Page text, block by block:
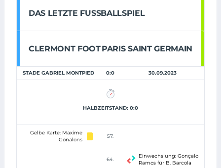
DAS LETZTE FUSSBALLSPIEL
CLERMONT FOOTPARIS SAINT GERMAIN
STADE GABRIEL MONTPIED 0:0 30.09.2023
HALBZEITSTAND: 0:0
Gelbe Karte: Maxime
Gonalons
57.
64.
Einwechslung: Gonçalo
Ramos für B. Barcola